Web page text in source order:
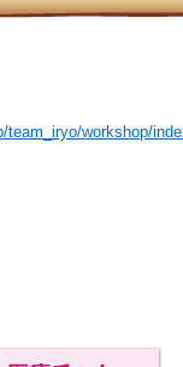
team_iryo/workshop/